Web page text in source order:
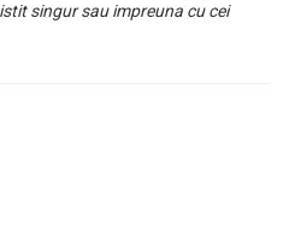
singur sau impreuna cu cei